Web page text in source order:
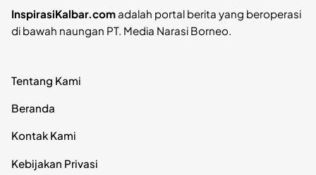
InspirasiKalbar.comadalah portal berita yang beroperasi
di bawah naungan PT. Media Narasi Borneo.
Tentang Kami
Beranda
Kontak Kami
Kebijakan Privasi